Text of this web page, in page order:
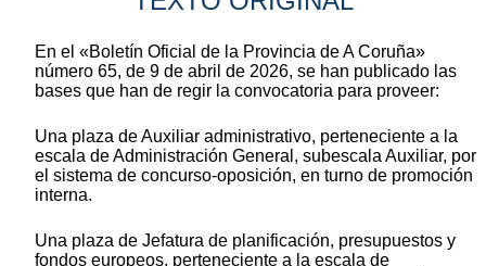
En el «Boletín Oficial de la Provincia de A Coruña»
número 65, de 9 de abril de 2026, se han publicado las
bases que han de regir la convocatoria para proveer:
Una plaza de Auxiliar administrativo, perteneciente a la
escala de Administración General, subescala Auxiliar, por
el sistema de concurso-oposición, en turno de promoción
interna.
Una plaza de Jefatura de planificación, presupuestos y
fondos europeos, perteneciente a la escala de